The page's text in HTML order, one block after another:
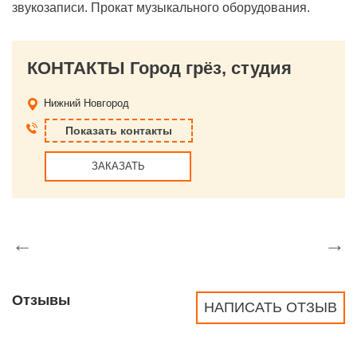
звукозаписи. Прокат музыкального оборудования.
КОНТАКТЫ Город грёз, студия
Нижний Новгород
Показать контакты
ЗАКАЗАТЬ
← →
НАПИСАТЬ ОТЗЫВ
Отзывы